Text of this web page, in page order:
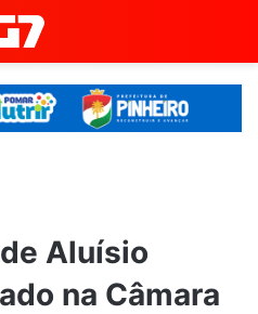
Aluísio
na Câmara